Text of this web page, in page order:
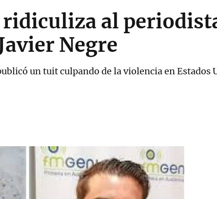
al
Negre
un tuit culpando de la violencia en Estados